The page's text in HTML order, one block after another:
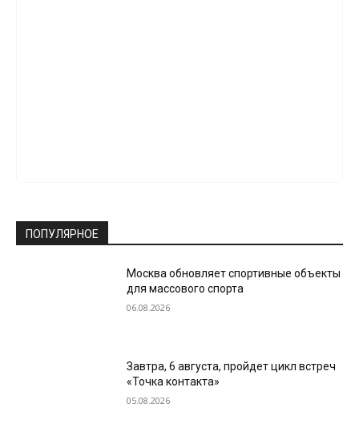
ПОПУЛЯРНОЕ
Москва обновляет спортивные объекты
для массового спорта
06.08.2026
Завтра, 6 августа, пройдет цикл встреч
«Точка контакта»
05.08.2026